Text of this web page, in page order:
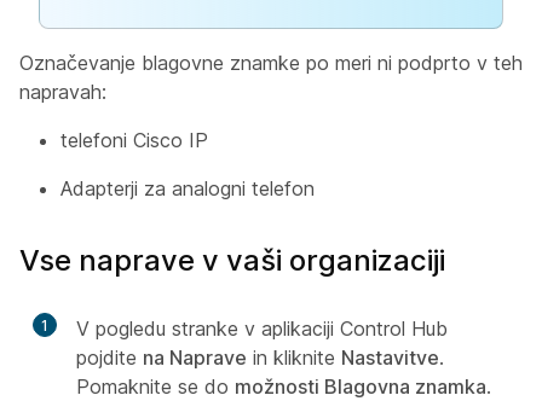
Označevanje blagovne znamke po meri ni podprto v teh
napravah:
telefoni Cisco IP
Adapterji za analogni telefon
Vse naprave v vaši organizaciji
1
V pogledu stranke v aplikaciji Control Hub
pojdite na Naprave in kliknite Nastavitve.
Pomaknite se do možnosti Blagovna znamka.